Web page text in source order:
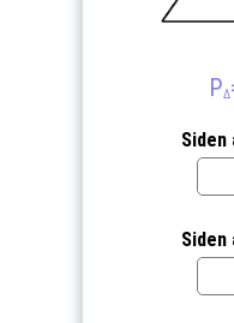
PΔ